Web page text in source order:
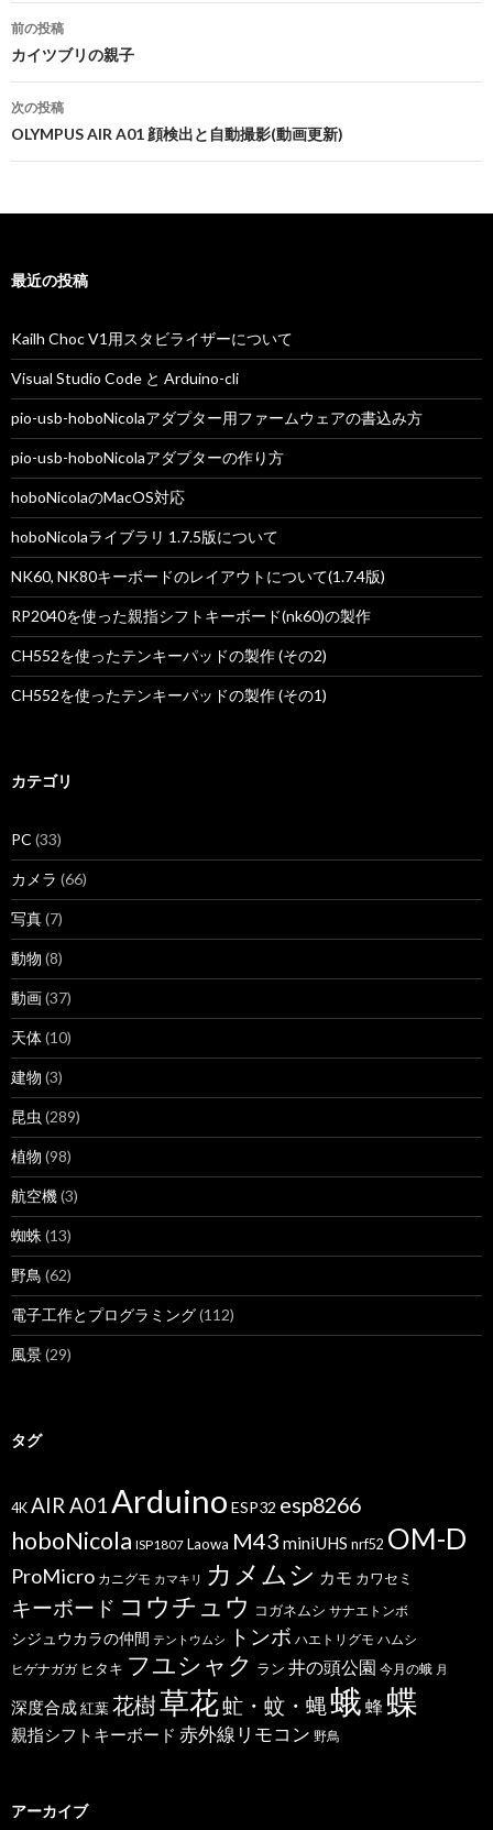
投
稿
ナ
ビ
ゲ
ー
ョ
ン
前の投稿
カイツブリの親子
次の投稿
OLYMPUS AIR A01 顔検出と自動撮影(動画更新)
最近の投稿
Kailh Choc V1用スタビライザーについて
Visual Studio Code と Arduino-cli
pio-usb-hoboNicolaアダプター用ファームウェアの書込み方
pio-usb-hoboNicolaアダプターの作り方
hoboNicolaのMacOS対応
hoboNicolaライブラリ 1.7.5版について
NK60, NK80キーボードのレイアウトについて(1.7.4版)
RP2040を使った親指シフトキーボード(nk60)の製作
CH552を使ったテンキーパッドの製作 (その2)
CH552を使ったテンキーパッドの製作 (その1)
カテゴリ
PC (33)
カメラ (66)
写真(7)
動物 (8)
動画(37)
天体(10)
建物 (3)
昆虫 (289)
植物 (98)
航空機(3)
蜘蛛 (13)
野鳥 (62)
電子工作とプログラミング(112)
風景(29)
タグ
4K AIR A01 Arduino ESP32 esp8266
hoboNicola ISP1807 Laowa M43 miniUHS nrf52 OM-D
ProMicro カニグモ カマキリ カメムシ カモ カワセミ
キーボード コウチュウ コガネムシ サナエトンボ
シジュウカラの仲間 テントウムシ トンボ ハエトリグモ ハムシ
ヒゲナガガ ヒタキ フユシャク ラン 井の頭公園 今月の蛾 月
深度合成紅葉花樹草花虻・蚊・蝿蛾 蜂 蝶
親指シフトキーボード 赤外線リモコン 野鳥
アーカイブ